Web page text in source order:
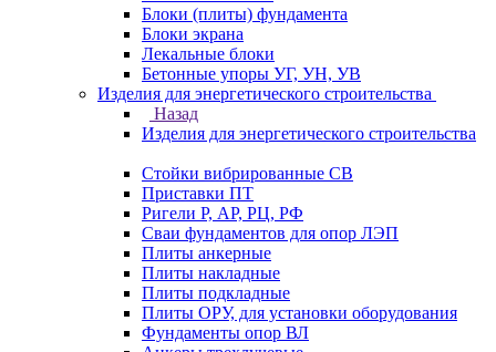
Блоки (плиты) фундамента
Блоки экрана
Лекальные блоки
Бетонные упоры УГ, УН, УВ
Изделия для энергетического строительства
Назад
Изделия для энергетического строительства
Стойки вибрированные СВ
Приставки ПТ
Ригели Р, АР, РЦ, РФ
Сваи фундаментов для опор ЛЭП
Плиты анкерные
Плиты накладные
Плиты подкладные
Плиты ОРУ, для установки оборудования
Фундаменты опор ВЛ